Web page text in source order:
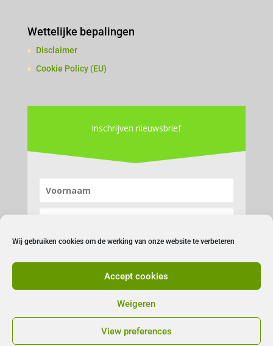
Wij gebruiken cookies om de werking van onze website te verbeteren
Accept cookies
Weigeren
View preferences
Wettelijke bepalingen
Disclaimer
Cookie Policy (EU)
Inschrijven nieuwsbrief
Inschrijven